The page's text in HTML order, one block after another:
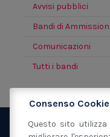
Avvisi pubblici
Bandi di
Comunicazioni
Tutti i bandi
Consenso Cookie
Questo sito